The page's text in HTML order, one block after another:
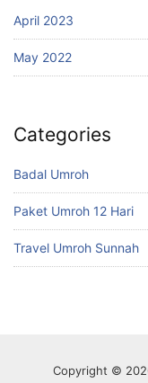
April 2023
May 2022
Categories
Badal Umroh
Paket Umroh 12 Hari
Travel Umroh Sunnah
Copyright ©